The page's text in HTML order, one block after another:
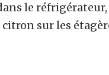
le réfrigérateur,
sur les